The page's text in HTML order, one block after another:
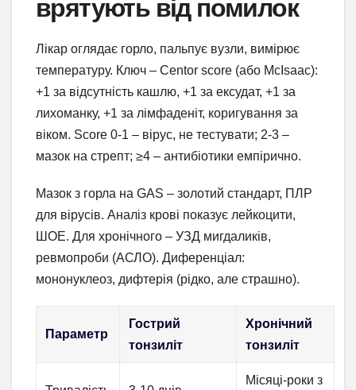
врятують від помилок
Лікар оглядає горло, пальпує вузли, вимірює
температуру. Ключ – Centor score (або McIsaac):
+1 за відсутність кашлю, +1 за ексудат, +1 за
лихоманку, +1 за лімфаденіт, коригування за
віком. Score 0-1 – вірус, не тестувати; 2-3 –
мазок на стрепт; ≥4 – антибіотики емпірично.
Мазок з горла на GAS – золотий стандарт, ПЛР
для вірусів. Аналіз крові показує лейкоцити,
ШОЕ. Для хронічного – УЗД мигдаликів,
ревмопроби (АСЛО). Диференціал:
мононуклеоз, дифтерія (рідко, але страшно).
Параметр
Гострий
тонзиліт
Хронічний
тонзиліт
Місяці-роки з